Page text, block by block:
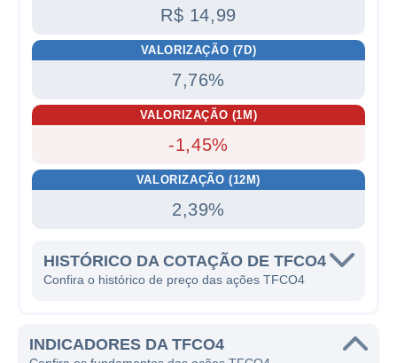
R$ 14,99
VALORIZAÇÃO (7D)
7,76%
VALORIZAÇÃO (1M)
-1,45%
VALORIZAÇÃO (12M)
2,39%
HISTÓRICO DA COTAÇÃO DE TFCO4
Confira o histórico de preço das ações TFCO4
INDICADORES DA TFCO4